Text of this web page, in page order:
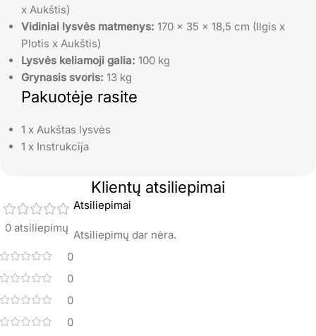
x Aukštis)
Vidiniai lysvės matmenys: 170 x 35 x 18,5 cm (Ilgis x
Plotis x Aukštis)
Lysvės keliamoji galia: 100 kg
Grynasis svoris: 13 kg
Pakuotėje rasite
1 x Aukštas lysvės
1 x Instrukcija
Klientų atsiliepimai
0 atsiliepimų
0
0
0
0
Atsiliepimai
Atsiliepimų dar nėra.